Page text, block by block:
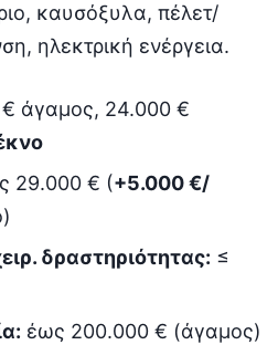
καυσόξυλα, πέλετ/
ηλεκτρική ενέργεια.
€ άγαμος, 24.000 €
29.000 € (+5.000 €/
δραστηριότητας: ≤
έως 200.000 € (άγαμος)